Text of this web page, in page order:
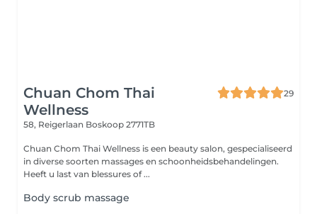
Chuan Chom Thai
Wellness
29
58, Reigerlaan Boskoop 2771TB
Chuan Chom Thai Wellness is een beauty salon, gespecialiseerd
in diverse soorten massages en schoonheidsbehandelingen.
Heeft u last van blessures of ...
Body scrub massage